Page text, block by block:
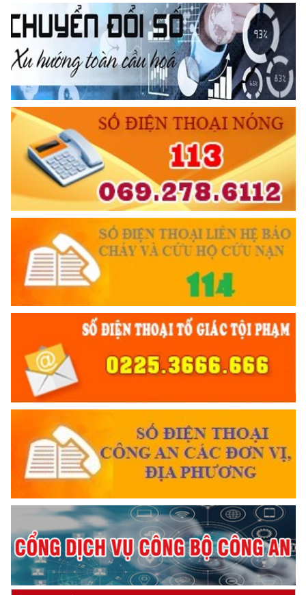
Đối với chính phủ, phải
TUYỆT ĐỐI TRUNG THÀNH
Đối với nhân dân, phải
KÍNH TRỌNG LỄ PHÉP
Đối với công việc, phải
TẬN TỤY
Đối với địch, phải
CƯƠNG QUYẾT, KHÔN KHÉO
Trích thư Chủ tịch Hồ Chí Minh
gửi Công an Khu XII,
ngày 11 tháng 3 năm 1948.